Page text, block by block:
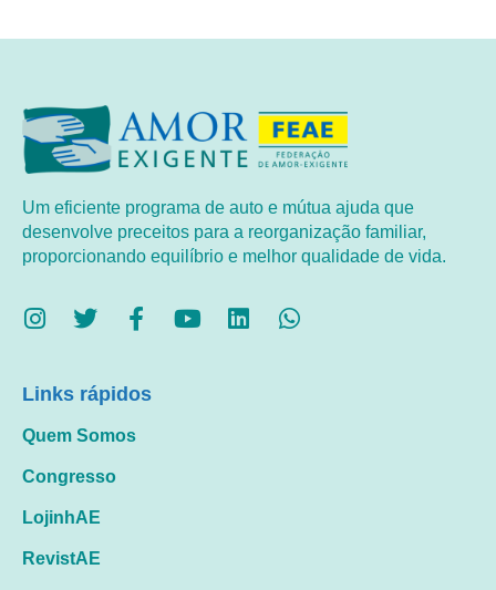
Um eficiente programa de auto e mútua ajuda que
desenvolve preceitos para a reorganização familiar,
proporcionando equilíbrio e melhor qualidade de vida.
Links rápidos
Quem Somos
Congresso
LojinhAE
RevistAE